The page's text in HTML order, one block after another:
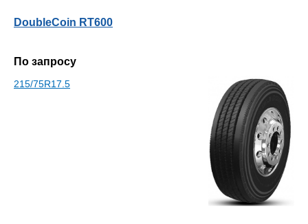
DoubleCoin RT600
По запросу
215/75R17.5